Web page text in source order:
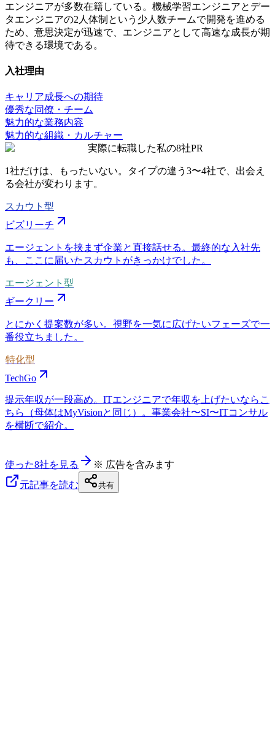
エンジニアが多数在籍している。機械学習エンジニアとデー
タエンジニアの2人体制という少人数チームで開発を進める
ため、意思決定が迅速で、エンジニアとして高速な成長が期
待できる環境である。
入社理由
キャリア成長への期待
優秀な同僚・チーム
魅力的な業務内容
魅力的な組織・カルチャー
実際に転職した私の8社PR
1社だけは、もったいない。タイプの違う 3〜4社で、出会え
る会社が変わります。
スカウト型
ビズリーチ
エージェントを挟まず企業と直接話せる。最終的な入社先
も、ここに届いたスカウトがきっかけでした。
エージェント型
ギークリー
とにかく提案数が多い。視野を一気に広げたいフェーズで一
番役立ちました。
特化型
TechGo
提示年収が一段高め。ITエンジニアで年収を上げたいならこ
ちら（母体はMyVisionと同じ）。事業会社〜SI〜ITコンサル
を横断で紹介。
使った8社を見る
※ 広告を含みます
元記事を読む
共有